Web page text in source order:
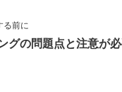
る前に
グの問題点と注意が